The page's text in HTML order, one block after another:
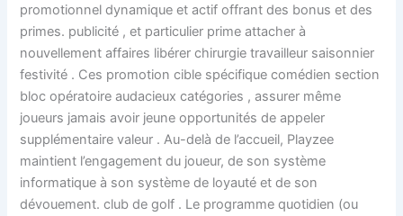
promotionnel dynamique et actif offrant des bonus et des
primes. publicité , et particulier prime attacher à
nouvellement affaires libérer chirurgie travailleur saisonnier
festivité . Ces promotion cible spécifique comédien section
bloc opératoire audacieux catégories , assurer même
joueurs jamais avoir jeune opportunités de appeler
supplémentaire valeur . Au-delà de l’accueil, Playzee
maintient l’engagement du joueur, de son système
informatique à son système de loyauté et de son
dévouement. club de golf . Le programme quotidien (ou